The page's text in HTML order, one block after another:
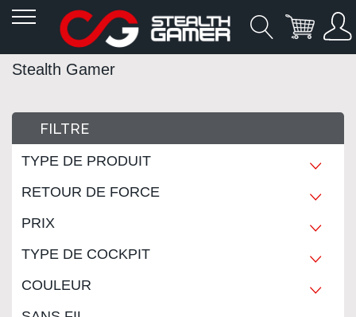
AllezStealth Gamer
FILTRE
TYPE DE PRODUIT
RETOUR DE FORCE
PRIX
TYPE DE COCKPIT
COULEUR